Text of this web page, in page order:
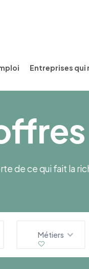
Entreprises
de ce qui fait la
Métiers